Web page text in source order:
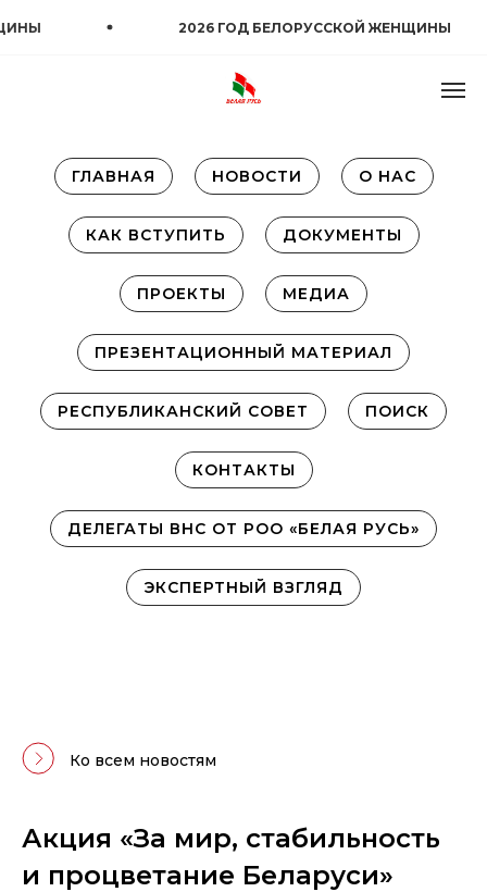
2026 ГОД БЕЛОРУССКОЙ ЖЕНЩИНЫ
ГЛАВНАЯ НОВОСТИ О НАС
КАК ВСТУПИТЬ ДОКУМЕНТЫ
ПРОЕКТЫ МЕДИА
ПРЕЗЕНТАЦИОННЫЙ МАТЕРИАЛ
РЕСПУБЛИКАНСКИЙ СОВЕТ ПОИСК
КОНТАКТЫ
ДЕЛЕГАТЫ ВНС ОТ РОО «БЕЛАЯ РУСЬ»
ЭКСПЕРТНЫЙ ВЗГЛЯД
Ко всем новостям
Акция «За мир, стабильность
и процветание Беларуси»